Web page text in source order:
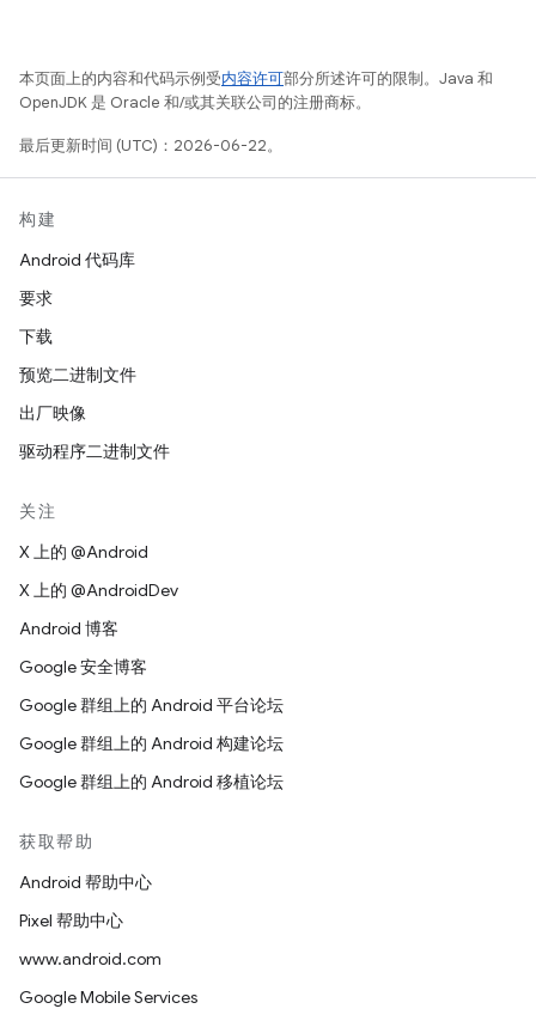
本页面上的内容和代码示例受内容许可部分所述许可的限制。Java 和
OpenJDK 是 Oracle 和/或其关联公司的注册商标。
最后更新时间 (UTC)：2026-06-22。
构建
Android 代码库
要求
下载
预览二进制文件
出厂映像
驱动程序二进制文件
关注
X 上的 @Android
X 上的 @AndroidDev
Android 博客
Google 安全博客
Google 群组上的 Android 平台论坛
Google 群组上的 Android 构建论坛
Google 群组上的 Android 移植论坛
获取帮助
Android 帮助中心
Pixel 帮助中心
www.android.com
Google Mobile Services